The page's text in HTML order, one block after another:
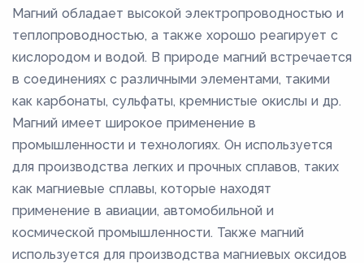
Магний обладает высокой электропроводностью и
теплопроводностью, а также хорошо реагирует с
кислородом и водой. В природе магний встречается
в соединениях с различными элементами, такими
как карбонаты, сульфаты, кремнистые окислы и др.
Магний имеет широкое применение в
промышленности и технологиях. Он используется
для производства легких и прочных сплавов, таких
как магниевые сплавы, которые находят
применение в авиации, автомобильной и
космической промышленности. Также магний
используется для производства магниевых оксидов